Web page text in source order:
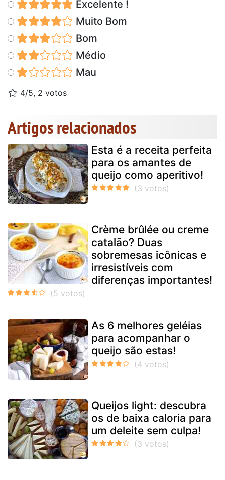
Excelente !
Muito Bom
Bom
Médio
Mau
4/5, 2 votos
Artigos relacionados
Esta é a receita perfeita
para os amantes de
queijo como aperitivo!
Crème brûlée ou creme
catalão? Duas
sobremesas icônicas e
irresistíveis com
diferenças importantes!
As 6 melhores geléias
para acompanhar o
queijo são estas!
Queijos light: descubra
os de baixa caloria para
um deleite sem culpa!